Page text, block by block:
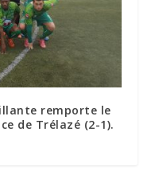
remporte le
de Trélazé (2-1).